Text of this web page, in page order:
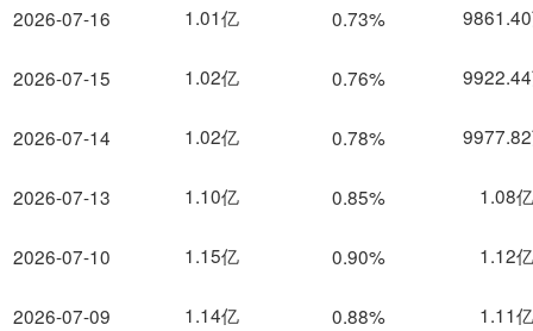
2026-07-16
2026-07-15
2026-07-14
2026-07-13
2026-07-10
2026-07-09
1.01亿 0.73%
1.02亿 0.76%
1.02亿 0.78%
1.10亿 0.85% 1.08亿
1.15亿 0.90% 1.12亿
1.14亿 0.88% 1.11亿